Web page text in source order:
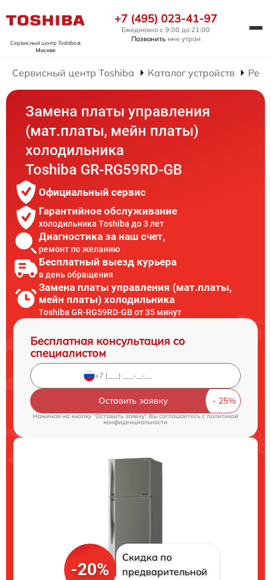
Сервисный центр Toshibaв
Москве
+7 (495) 023-41-97
Ежедневно с 9:00 до 21:00
Позвонить мне утром
Сервисный центр Toshiba Каталог устройств
Замена платы управления
(мат.платы, мейн платы)
холодильника
Toshiba GR-RG59RD-GB
Официальный сервис
Гарантийное обслуживание
холодильника Toshiba до 3 лет
Диагностика за наш счет,
ремонт по желанию
Бесплатный выезд курьера
в день обращения
Замена платы управления (мат.платы,
мейн платы) холодильника
Toshiba GR-RG59RD-GB от 35 минут
Бесплатная консультация со
специалистом
Оставить заявку
Нажимая на кнопку "Оставить заявку" Вы соглашаетесь cполитикой
конфиденциальности
-20%
Скидка по
предварительной